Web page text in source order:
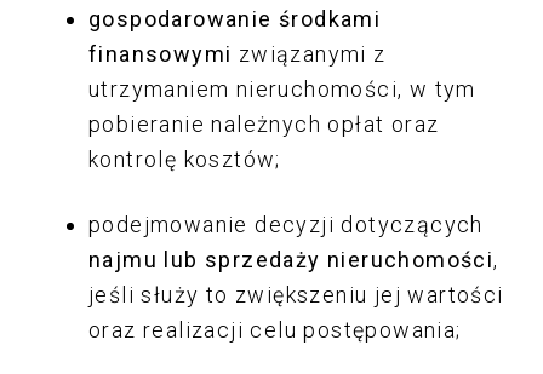
gospodarowanie środkami
finansowymi związanymi z
utrzymaniem nieruchomości, w tym
pobieranie należnych opłat oraz
kontrolę kosztów;
podejmowanie decyzji dotyczących
najmu lub sprzedaży nieruchomości,
jeśli służy to zwiększeniu jej wartości
oraz realizacji celu postępowania;